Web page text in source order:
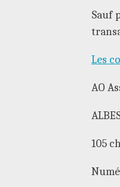
Sauf
Les
AO
105